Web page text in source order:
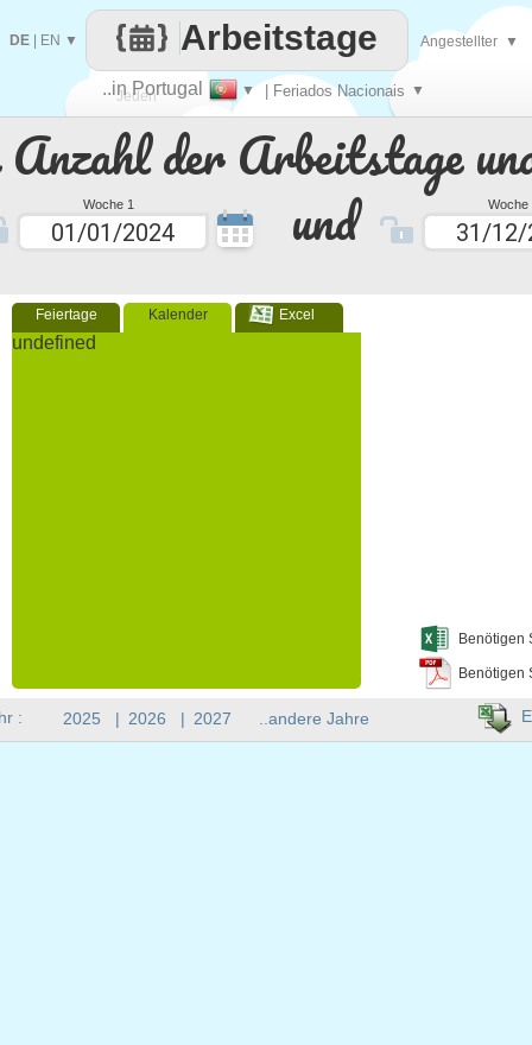
Anzahl der Arbeitstage
Woche 1 und Woche
Feiertage Kalender Excel
undefined
Benötigen
Benötigen
Jeden
Tag
..in Portugal ▼ | Feriados Nacionais ▼
Arbeitstage
DE EN ▼ Angestellter ▼
: 2025 | 2026 | 2027 ..andere Jahre